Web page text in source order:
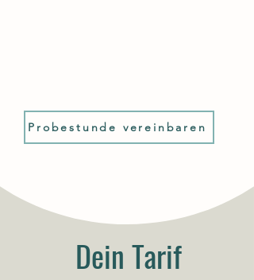
Probestunde vereinbaren
Dein Tarif